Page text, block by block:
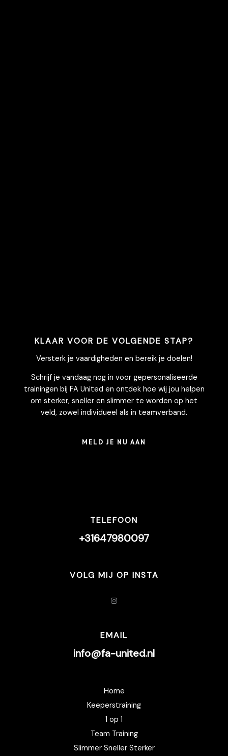
KLAAR VOOR DE VOLGENDE STAP?
Versterk je vaardigheden en bereik je doelen!
Schrijf je vandaag nog in voor gepersonaliseerde
trainingen bij FA United en ontdek hoe wij jou helpen
om sterker, sneller en slimmer te worden op het
veld, zowel individueel als in teamverband.
MELD JE NU AAN
TELEFOON
+31647980097
VOLG MIJ OP INSTA
Instagram
EMAIL
info@fa-united.nl
Home
Keeperstraining
1 op 1
Team Training
Slimmer Sneller Sterker